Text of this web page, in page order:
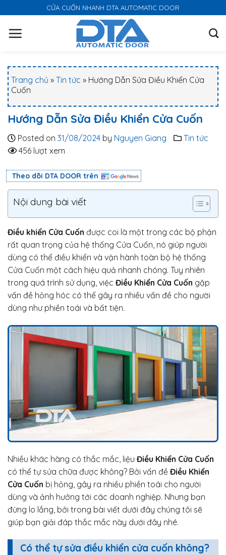
k
CỬA CUỐN NHANH DTA AUTOMATIC DOOR
Trang chủ » Tin tức » Hướng Dẫn Sửa Điều Khiển Cửa
Cuốn
Hướng Dẫn Sửa Điều Khiển Cửa Cuốn
Posted on 31/08/2024 by Nguyen Giang
Tin tức
456 lượt xem
Theo dõi DTA DOOR trên
Nội dung bài viết
Điều khiển Cửa Cuốn được coi là một trong các bộ phận
rất quan trọng của hệ thống Cửa Cuốn, nó giúp người
dùng có thể điều khiển và vận hành toàn bộ hệ thống
Cửa Cuốn một cách hiệu quả nhanh chóng. Tuy nhiên
trong quá trình sử dụng, việc Điều Khiển Cửa Cuốn gặp
vấn đề hỏng hóc có thể gây ra nhiều vấn đề cho người
dùng như phiền toái và bất tiện.
Nhiều khác hàng có thắc mắc, liệu Điều Khiển Cửa Cuốn
có thể tự sửa chữa được không? Bởi vấn đề Điều Khiển
Cửa Cuốn bị hỏng, gây ra nhiều phiền toái cho người
dùng và ảnh hưởng tới các doanh nghiệp. Nhưng bạn
đừng lo lắng, bởi trong bài viết dưới đây chúng tôi sẽ
giúp bạn giải đáp thắc mắc này dưới đây nhé.
Có thể tự sửa điều khiển cửa cuốn không?